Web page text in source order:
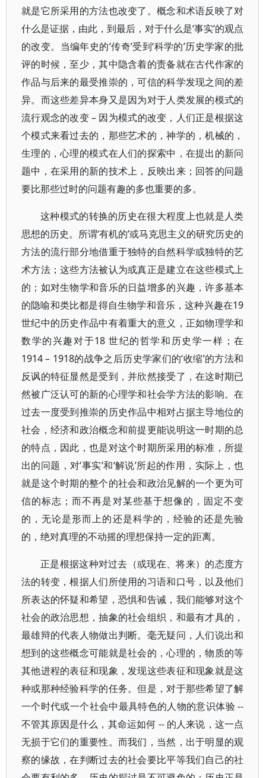
就是它所采用的方法也改变了。概念和术语反映了对
什么是证据，由此，到最后，对于什么是‘事实’的观点
的改变。当编年史的‘传奇’受到‘科学的’历史学家的批
评的时候，至少，其中隐含着的责备就在古代作家的
作品与后来的最受推崇的，可信的科学发现之间的差
异。而这些差异本身又是因为对于人类发展的模式的
流行观念的改变 – 因为模式的改变，人们正是根据这
个模式来看过去的，那些艺术的，神学的，机械的，
生理的，心理的模式在人们的探索中，在提出的新问
题中，在采用的新的技术上，反映出来；回答的问题
要比那些过时的问题有趣的多也重要的多。
这种模式的转换的历史在很大程度上也就是人类
思想的历史。所谓‘有机的’或马克思主义的研究历史的
方法的流行部分地借重于独特的自然科学或独特的艺
术方法；这些方法被认为或真正是建立在这些模式上
的；如对生物学和音乐的日益增多的兴趣，许多基本
的隐喻和类比都是得自生物学和音乐，这种兴趣在19
世纪中的历史作品中有着重大的意义，正如物理学和
数学的兴趣对于18 世纪的哲学和历史学一样；在
1914 – 1918的战争之后历史学家们的‘收缩’的方法和
反讽的特征显然是受到，并欣然接受了，在这时期已
然被广泛认可的新的心理学和社会学方法的影响。在
过去一度受到推崇的历史作品中相对占据主导地位的
社会，经济和政治概念和前提更能说明这一时期的总
的特点，因此，也是对这个时期所采用的标准，所提
出的问题，对‘事实’和‘解说’所起的作用，实际上，也
就是这个时期的整个的社会和政治见解的一个更为可
信的标志；而不再是对某些基于想像的，固定不变
的，无论是形而上的还是科学的，经验的还是先验
的，绝对真理的不动摇的理想保持一定的距离。
正是根据这种对过去（或现在、将来）的态度方
法的转变，根据人们所使用的习语和口号，以及他们
所表达的怀疑和希望，恐惧和告诫，我们能够对这个
社会的政治思想，抽象的社会组织，和最有才具的，
最雄辩的代表人物做出判断。毫无疑问，人们说出和
想到的这些概念可能就是社会的，心理的，物质的等
其他进程的表征和现象，发现这些表征和现象就是这
种或那种经验科学的任务。但是，对于那些希望了解
一个时代或一个社会中最具特色的人物的意识体验 --
不管其原因是什么，其命运如何 -- 的人来说，这一点
无损于它们的重要性。而我们，当然，出于明显的观
察的缘故，在判断过去的社会要比平等我们自己的社